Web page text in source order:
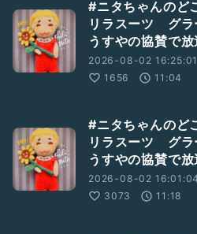
#ニタちゃんの
リラスーツ グ
うすやの協賛で
2026-08-02 16:25:01
1656
11:04
#ニタちゃんの
リラスーツ グ
うすやの協賛で
2026-08-02 16:01:04
3073
11:18